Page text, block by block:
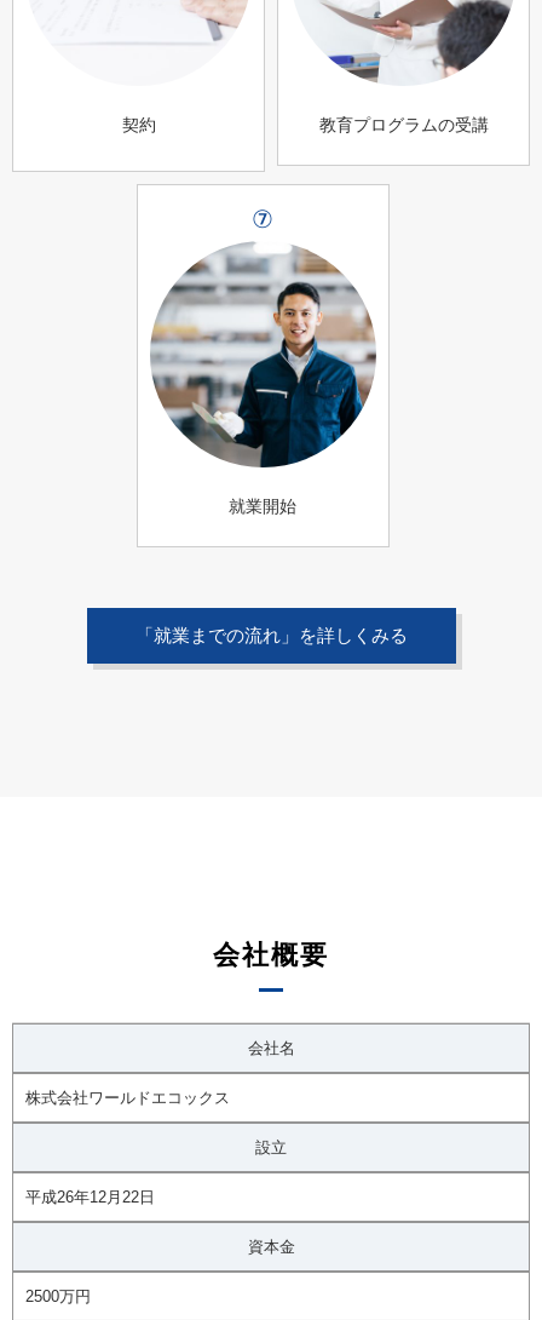
契約 教育プログラムの受講
⑦
就業開始
「就業までの流れ」を詳しくみる
会社概要
会社名
株式会社ワールドエコックス
設立
平成26年12月22日
資本金
2500万円